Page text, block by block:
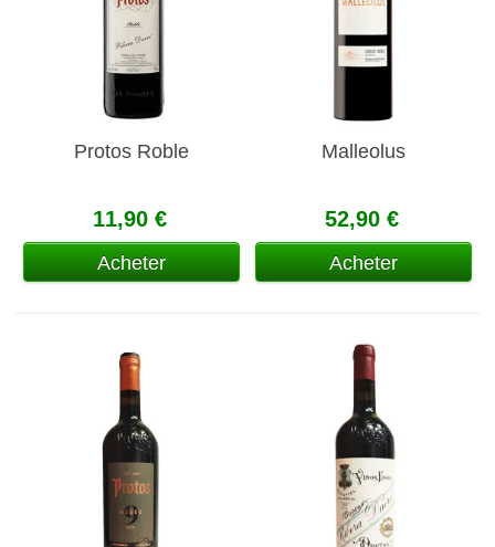
Protos Roble
11,90 €
Acheter
Malleolus
52,90 €
Acheter